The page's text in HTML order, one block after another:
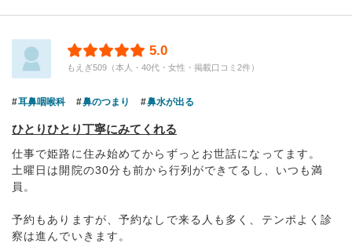
5.0
もえぎ509（本人・40代・女性・掲載口コミ2件）
耳鼻咽喉科 鼻のつまり 鼻水が出る
ひとりひとり丁寧にみてくれる
仕事で姫路に住み始めてからずっとお世話になってます。
土曜日は開院の30分も前から行列ができてるし、いつも満
員。
予約もありますが、予約なしで来る人も多く、テンポよく診
察は進んでいきます。